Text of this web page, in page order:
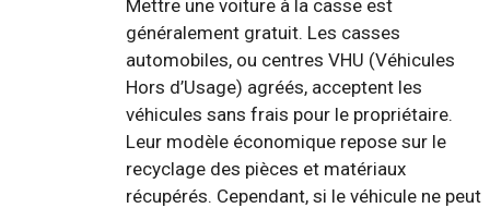
Mettre une voiture à la casse est
généralement gratuit. Les casses
automobiles, ou centres VHU (Véhicules
Hors d’Usage) agréés, acceptent les
véhicules sans frais pour le propriétaire.
Leur modèle économique repose sur le
recyclage des pièces et matériaux
récupérés. Cependant, si le véhicule ne peut